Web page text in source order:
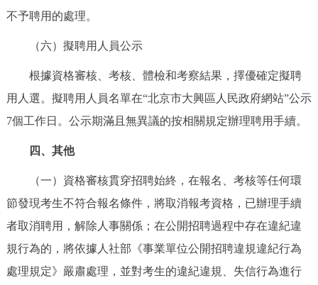
不予聘用的處理。
（六）擬聘用人員公示
根據資格審核、考核、體檢和考察結果，擇優確定擬聘
用人選。擬聘用人員名單在“北京市大興區人民政府網站”公示
7個工作日。公示期滿且無異議的按相關規定辦理聘用手續。
四、其他
（一）資格審核貫穿招聘始終，在報名、考核等任何環
節發現考生不符合報名條件，將取消報考資格，已辦理手續
者取消聘用，解除人事關係；在公開招聘過程中存在違紀違
規行為的，將依據人社部《事業單位公開招聘違規違紀行為
處理規定》嚴肅處理，並對考生的違紀違規、失信行為進行